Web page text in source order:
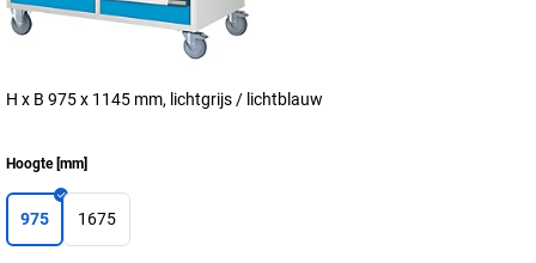
H x B 975 x 1145 mm, lichtgrijs / lichtblauw
Hoogte[mm]
975 1675